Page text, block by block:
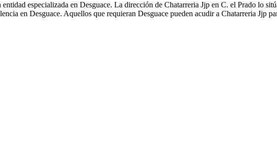
especializada en Desguace. La dirección de Chatarreria Jjp en C. el Prado lo
en Desguace. Aquellos que requieran Desguace pueden acudir a Chatarreria Jjp